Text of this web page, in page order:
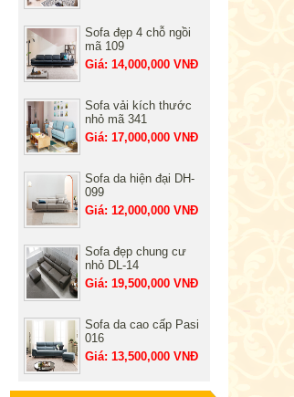
Sofa đẹp 4 chỗ ngồi
mã 109
Giá: 14,000,000 VNĐ
Sofa vải kích thước
nhỏ mã 341
Giá: 17,000,000 VNĐ
Sofa da hiện đại DH-
099
Giá: 12,000,000 VNĐ
Sofa đẹp chung cư
nhỏ DL-14
Giá: 19,500,000 VNĐ
Sofa da cao cấp Pasi
016
Giá: 13,500,000 VNĐ